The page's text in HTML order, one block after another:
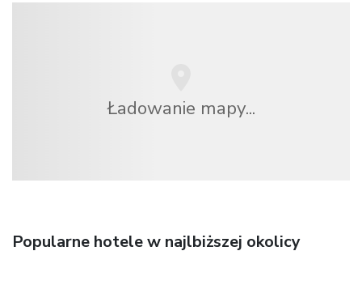
Ładowanie mapy...
Popularne hotele w najlbiższej okolicy